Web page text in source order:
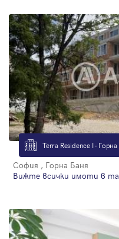
Terra Residence I -
София , Горна Баня
Вижте всички имоти в